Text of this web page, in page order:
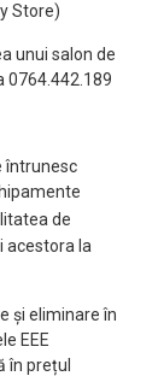
Store)
unui salon de
0764.442.189
întrunesc
de
acestora la
și eliminare în
EEE
în prețul